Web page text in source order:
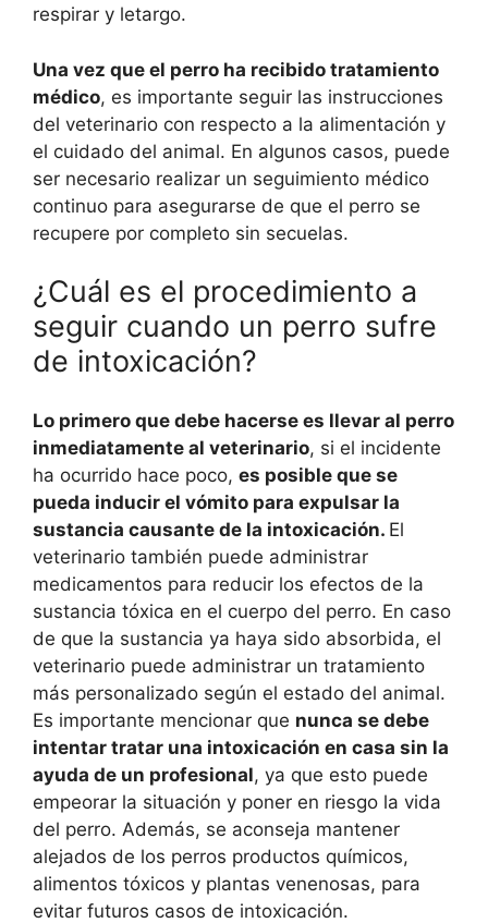
respirar y letargo.
Una vez que el perro ha recibido tratamiento
médico, es importante seguir las instrucciones
del veterinario con respecto a la alimentación y
el cuidado del animal. En algunos casos, puede
ser necesario realizar un seguimiento médico
continuo para asegurarse de que el perro se
recupere por completo sin secuelas.
¿Cuál es el procedimiento a
seguir cuando un perro sufre
de intoxicación?
Lo primero que debe hacerse es llevar al perro
inmediatamente al veterinario, si el incidente
ha ocurrido hace poco, es posible que se
pueda inducir el vómito para expulsar la
sustancia causante de la intoxicación. El
veterinario también puede administrar
medicamentos para reducir los efectos de la
sustancia tóxica en el cuerpo del perro. En caso
de que la sustancia ya haya sido absorbida, el
veterinario puede administrar un tratamiento
más personalizado según el estado del animal.
Es importante mencionar que nunca se debe
intentar tratar una intoxicación en casa sin la
ayuda de un profesional, ya que esto puede
empeorar la situación y poner en riesgo la vida
del perro. Además, se aconseja mantener
alejados de los perros productos químicos,
alimentos tóxicos y plantas venenosas, para
evitar futuros casos de intoxicación.